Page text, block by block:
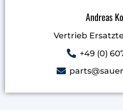
Andreas
Vertrieb
+49 (0)